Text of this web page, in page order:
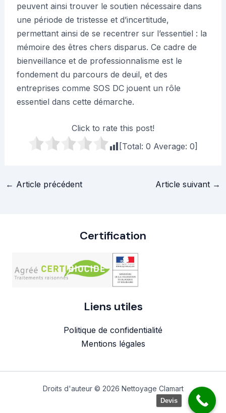
peuvent ainsi trouver le soutien nécessaire dans
une période de tristesse et d’incertitude,
permettant ainsi de se recentrer sur l’essentiel : la
mémoire des êtres chers disparus. Ce cadre de
bienveillance et de professionnalisme est le
fondement du parcours de deuil, et des
entreprises comme SOS DC jouent un rôle
essentiel dans cette démarche.
Click to rate this post!
[Total: 0 Average: 0]
Navigation
← Article précédent Article suivant →
Certification
Liens utiles
Politique de confidentialité
Mentions légales
Droits d'auteur © 2026 Nettoyage Clamart
Devis